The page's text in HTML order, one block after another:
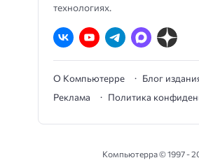
технологиях.
О Компьютерре Блог
Реклама
Политика
Компьютерра ©1997 -